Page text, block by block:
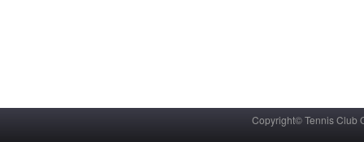
Copyright© Tennis Club